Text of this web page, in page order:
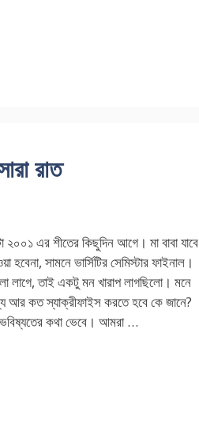
রাত
এর শীতের কিছুদিন আগে। মা বাবা যাবে
হবেনা, সামনে ভার্সিটির সেমিস্টার ফাইনাল।
লাগে, তাই একটু মন খারাপ লাগছিলো। মনে
আর কত স্যাক্রীফাইস করতে হবে কে জানে?
কথা ভেবে। আমরা …